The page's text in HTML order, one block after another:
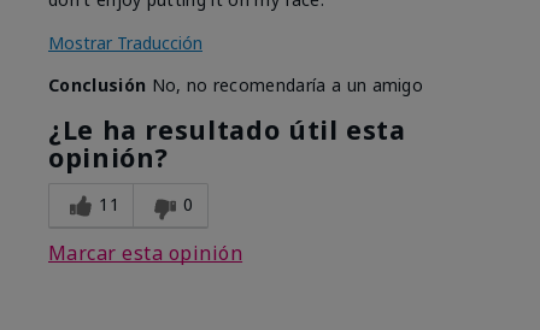
Mostrar Traducción
Conclusión No, no recomendaría a un amigo
¿Le ha resultado útil esta
opinión?
11 0
Marcar esta opinión